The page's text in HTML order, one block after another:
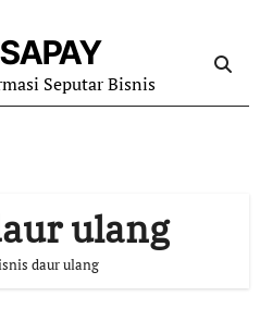
Seputar Bisnis
ulang
daur ulang